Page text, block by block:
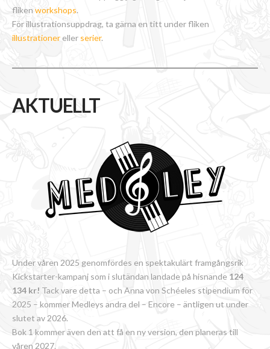
fliken workshops.
För illustrationsuppdrag, ta gärna en titt under fliken
illustrationer eller serier.
AKTUELLT
Under våren 2025 genomfördes en spektakulärt framgångsrik
Kickstarter-kampanj som i slutändan landade på hisnande 124
134 kr! Tack vare detta – och Anna von Schéeles stipendium för
2025 – kommer Medleys andra del – Encore – äntligen ut under
slutet av 2026.
Bok 1 kommer även den att få en ny version, den planeras till
våren 2027.